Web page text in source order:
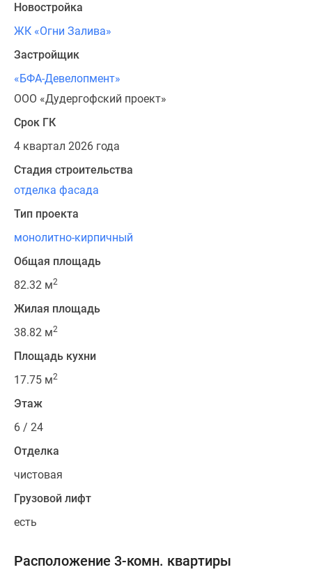
Новостройка
ЖК «Огни Залива»
Застройщик
«БФА-Девелопмент»
ООО «Дудергофский проект»
Срок ГК
4 квартал 2026 года
Стадия строительства
отделка фасада
Тип проекта
монолитно-кирпичный
Общая площадь
82.32 м2
Жилая площадь
38.82 м2
Площадь кухни
17.75 м2
Этаж
6 / 24
Отделка
чистовая
Грузовой лифт
есть
Расположение 3-комн. квартиры